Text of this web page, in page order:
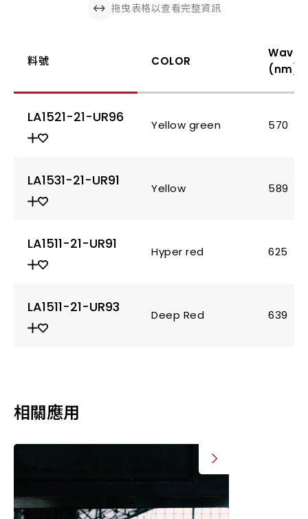
料號 COLOR
(nm)
LA1521-21-UR96 Yellow green 570
LA1531-21-UR91 Yellow 589
LA1511-21-UR91 Hyper red 625
LA1511-21-UR93 Deep Red 639
拖曳表格以查看完整資訊
相關應用